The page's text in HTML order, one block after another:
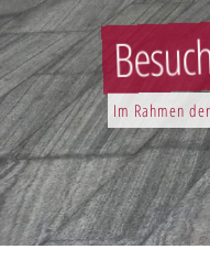
Im Rahmen